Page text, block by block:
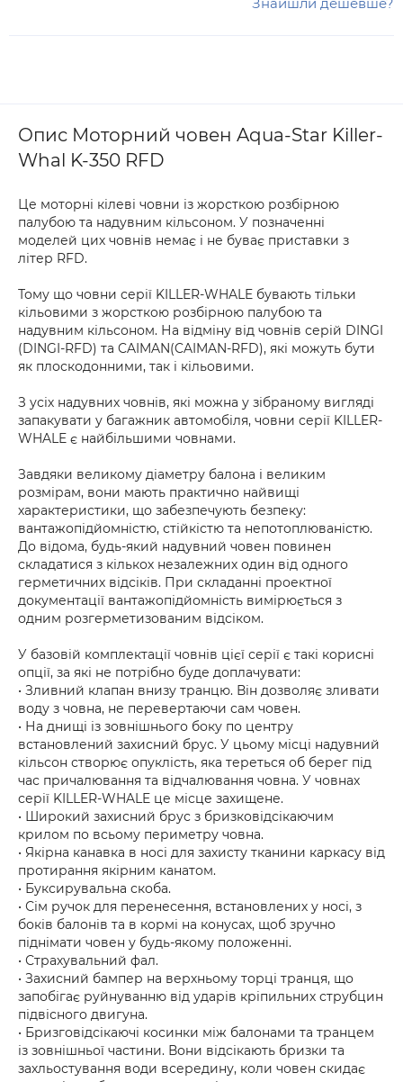
Опис Моторний човен Aqua-Star Killer-
Whal K-350 RFD
Це моторні кілеві човни із жорсткою розбірною
палубою та надувним кільсоном. У позначенні
моделей цих човнів немає і не буває приставки з
літер RFD.
Тому що човни серії KILLER-WHALE бувають тільки
кільовими з жорсткою розбірною палубою та
надувним кільсоном. На відміну від човнів серій DINGI
(DINGI-RFD) та CAIMAN(CAIMAN-RFD), які можуть бути
як плоскодонними, так і кільовими.
З усіх надувних човнів, які можна у зібраному вигляді
запакувати у багажник автомобіля, човни серії KILLER-
WHALE є найбільшими човнами.
Завдяки великому діаметру балона і великим
розмірам, вони мають практично найвищі
характеристики, що забезпечують безпеку:
вантажопідйомністю, стійкістю та непотоплюваністю.
До відома, будь-який надувний човен повинен
складатися з кількох незалежних один від одного
герметичних відсіків. При складанні проектної
документації вантажопідйомність вимірюється з
одним розгерметизованим відсіком.
У базовій комплектації човнів цієї серії є такі корисні
опції, за які не потрібно буде доплачувати:
• Зливний клапан внизу транцю. Він дозволяє зливати
воду з човна, не перевертаючи сам човен.
• На днищі із зовнішнього боку по центру
встановлений захисний брус. У цьому місці надувний
кільсон створює опуклість, яка тереться об берег під
час причалювання та відчалювання човна. У човнах
серії KILLER-WHALE це місце захищене.
• Широкий захисний брус з бризковідсікаючим
крилом по всьому периметру човна.
• Якірна канавка в носі для захисту тканини каркасу від
протирання якірним канатом.
• Буксирувальна скоба.
• Сім ручок для перенесення, встановлених у носі, з
боків балонів та в кормі на конусах, щоб зручно
піднімати човен у будь-якому положенні.
• Страхувальний фал.
• Захисний бампер на верхньому торці транця, що
запобігає руйнуванню від ударів кріпильних струбцин
підвісного двигуна.
• Бризговідсікаючі косинки між балонами та транцем
із зовнішньої частини. Вони відсікають бризки та
захльостування води всередину, коли човен скидає